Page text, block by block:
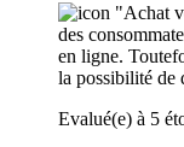
"Achat
des
en ligne.
la possibilité de
Evalué(e) à 5